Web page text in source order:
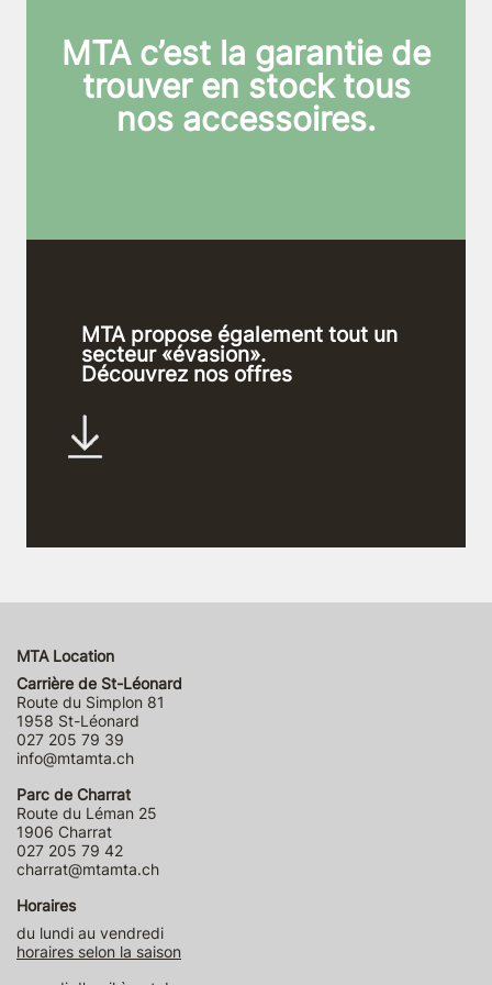
MTA c’est la garantie de
trouver en stock tous
nos accessoires.
MTA propose également tout un
secteur «évasion».
Découvrez nos offres
MTA Location
Carrière de St-Léonard
Route du Simplon 81
1958 St-Léonard
027 205 79 39
info@mtamta.ch
Parc de Charrat
Route du Léman 25
1906 Charrat
027 205 79 42
charrat@mtamta.ch
Horaires
du lundi au vendredi
horaires selon la saison